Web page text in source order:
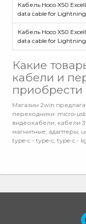
Кабель Hoco X50
data cable for
Кабель Hoco X50
data cable for
Какие
кабели и
приобрести
Магазин 2win
переходники: micro-
видеокабели, кабели
магнитные, адаптеры,
type-c - type-c, type-c -